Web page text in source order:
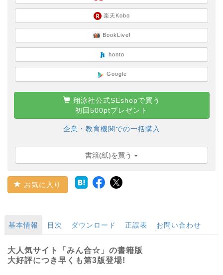
楽天Kobo
BookLive!
honto
Google
翔泳社公式SEshopで買う
初回500ptプレゼント
企業・教育機関での一括購入
書籍(紙)を買う
お気に入り
基本情報 目次 ダウンロード 正誤表 お問い合わせ
大人気サイト「みん合☆」の書籍版
大好評につき早くも第3版登場!